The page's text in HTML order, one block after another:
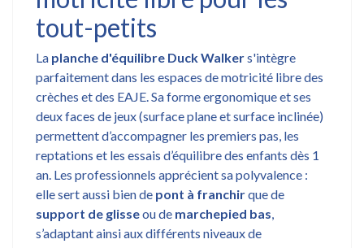
tout-petits
La planche d'équilibre Duck Walkers'intègre
parfaitement dans les espaces de motricité libre des
crèches et des EAJE. Sa forme ergonomique et ses
deux faces de jeux (surface plane et surface inclinée)
permettent d’accompagner les premiers pas, les
reptations et les essais d’équilibre des enfants dès 1
an. Les professionnels apprécient sa polyvalence :
elle sert aussi bien de pont à franchirque de
support de glisseou de marchepied bas,
s’adaptant ainsi aux différents niveaux de